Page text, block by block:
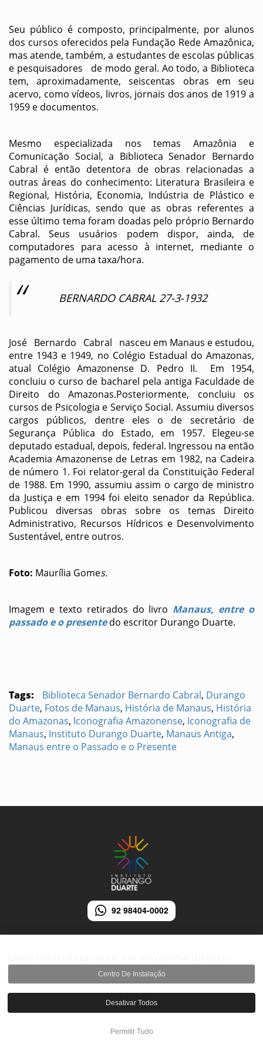
Seu público é composto, principalmente, por alunos
dos cursos oferecidos pela Fundação Rede Amazônica,
mas atende, também, a estudantes de escolas públicas
e pesquisadores de modo geral. Ao todo, a Biblioteca
tem, aproximadamente, seiscentas obras em seu
acervo, como vídeos, livros, jornais dos anos de 1919 a
1959 e documentos.
Mesmo especializada nos temas Amazônia e
Comunicação Social, a Biblioteca Senador Bernardo
Cabral é então detentora de obras relacionadas a
outras áreas do conhecimento: Literatura Brasileira e
Regional, História, Economia, Indústria de Plástico e
Ciências Jurídicas, sendo que as obras referentes a
esse último tema foram doadas pelo próprio Bernardo
Cabral. Seus usuários podem dispor, ainda, de
computadores para acesso à internet, mediante o
pagamento de uma taxa/hora.
BERNARDO CABRAL 27-3-1932
José Bernardo Cabral nasceu em Manaus e estudou,
entre 1943 e 1949, no Colégio Estadual do Amazonas,
atual Colégio Amazonense D. Pedro II. Em 1954,
concluiu o curso de bacharel pela antiga Faculdade de
Direito do Amazonas.Posteriormente, concluiu os
cursos de Psicologia e Serviço Social. Assumiu diversos
cargos públicos, dentre eles o de secretário de
Segurança Pública do Estado, em 1957. Elegeu-se
deputado estadual, depois, federal. Ingressou na então
Academia Amazonense de Letras em 1982, na Cadeira
de número 1. Foi relator-geral da Constituição Federal
de 1988. Em 1990, assumiu assim o cargo de ministro
da Justiça e em 1994 foi eleito senador da República.
Publicou diversas obras sobre os temas Direito
Administrativo, Recursos Hídricos e Desenvolvimento
Sustentável, entre outros.
Foto: Maurília Gomes.
Imagem e texto retirados do livro Manaus, entre o
passado e o presentedo escritor Durango Duarte.
Tags: Biblioteca Senador Bernardo Cabral, Durango
Duarte, Fotos de Manaus, História de Manaus, História
do Amazonas, Iconografia Amazonense, Iconografia de
Manaus, Instituto Durango Duarte, Manaus Antiga,
Manaus entre o Passado e o Presente
92 98404-0002
© 2026 Instituto Durango Duarte - Todos os direitos reservados.
Desenvolvido por iMarketing Agência Digital
Centro De Instalação
Desativar Todos
Permitir Tudo